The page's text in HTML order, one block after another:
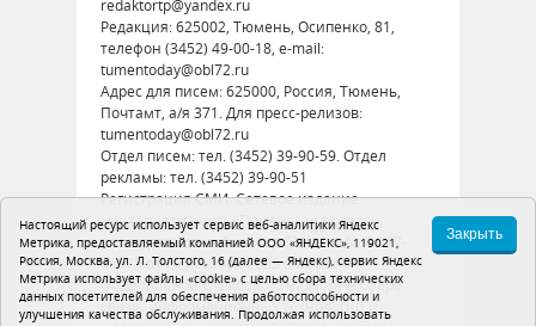
redaktortp@yandex.ru
Редакция: 625002, Тюмень, Осипенко, 81,
телефон (3452) 49-00-18, e-mail:
tumentoday@obl72.ru
Адрес для писем: 625000, Россия, Тюмень,
Почтамт, а/я 371. Для пресс-релизов:
tumentoday@obl72.ru
Отдел писем: тел. (3452) 39-90-59. Отдел
рекламы: тел. (3452) 39-90-51
Регистрация СМИ: Сетевое издание
«Интернет-газета «Тюменская правда»,
регистрационный номер СМИ Эл № ФС77-
86575 от 26 декабря 2023 г. выдано
Федеральной службой по надзору в сфере
связи, информационных технологий и
Настоящий ресурс использует сервис веб-аналитики Яндекс
Метрика, предоставляемый компанией ООО «ЯНДЕКС», 119021,
Россия, Москва, ул. Л. Толстого, 16 (далее — Яндекс), сервис Яндекс
Метрика использует файлы «cookie» с целью сбора технических
данных посетителей для обеспечения работоспособности и
улучшения качества обслуживания. Продолжая использовать
Закрыть